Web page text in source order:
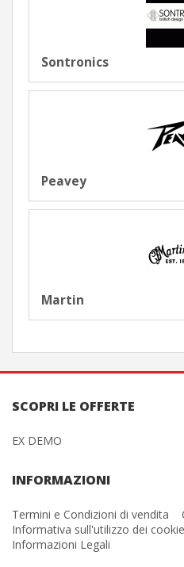
Sontronics
Peavey
Martin
SCOPRI LE OFFERTE
EX DEMO
INFORMAZIONI
Termini e Condizioni di vendita
Informativa sull'utilizzo dei
Informazioni Legali